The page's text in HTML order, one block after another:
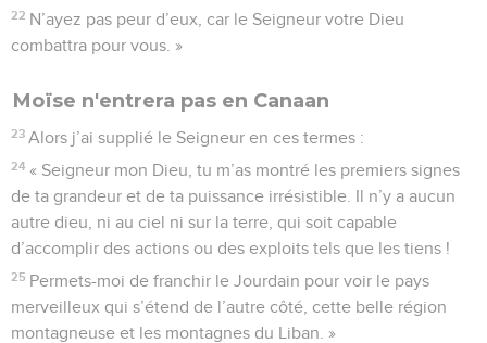
22 N’ayez pas peur d’eux, car le Seigneur votre Dieu
combattra pour vous. »
Moïse n'entrera pas en Canaan
23 Alors j’ai supplié le Seigneur en ces termes :
24 « Seigneur mon Dieu, tu m’as montré les premiers signes
de ta grandeur et de ta puissance irrésistible. Il n’y a aucun
autre dieu, ni au ciel ni sur la terre, qui soit capable
d’accomplir des actions ou des exploits tels que les tiens !
25 Permets-moi de franchir le Jourdain pour voir le pays
merveilleux qui s’étend de l’autre côté, cette belle région
montagneuse et les montagnes du Liban. »